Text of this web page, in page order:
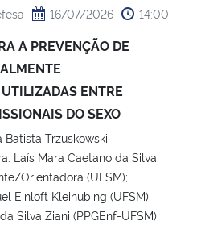
e Comunicações
16/07/2026 14:00
A PREVENÇÃO DE
ENTRE
DO SEXO
Batista Trzuskowski
Laís Mara Caetano da Silva
Orientadora (UFSM);
Einloft Kleinubing (UFSM);
Silva Ziani (PPGEnf-UFSM);